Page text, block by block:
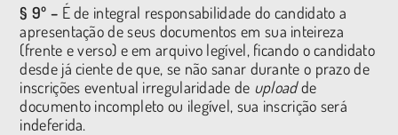
§ 9º – É de integral responsabilidade do candidato a
apresentação de seus documentos em sua inteireza
(frente e verso) e em arquivo legível, ficando o candidato
desde já ciente de que, se não sanar durante o prazo de
inscrições eventual irregularidade de uploadde
documento incompleto ou ilegível, sua inscrição será
indeferida.